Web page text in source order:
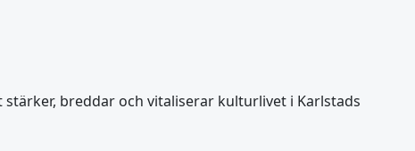
breddar och vitaliserar kulturlivet i Karlstads